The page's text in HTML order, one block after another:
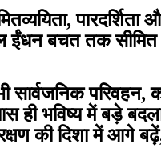
पारदर्शिता
ईंधन बचत तक
परिवहन,
ही भविष्य में बड़े
की दिशा में आगे